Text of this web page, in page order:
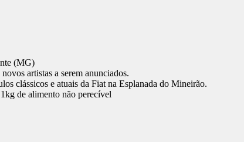
(MG)
novos artistas a serem anunciados.
clássicos e atuais da Fiat na Esplanada do Mineirão.
de alimento não perecível